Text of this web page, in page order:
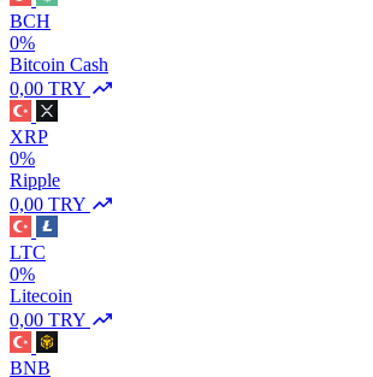
BCH
0%
Bitcoin Cash
0,00 TRY
XRP
0%
Ripple
0,00 TRY
LTC
0%
Litecoin
0,00 TRY
BNB